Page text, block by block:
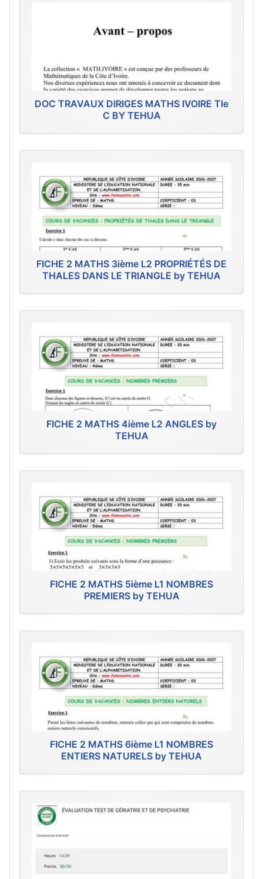
DOC TRAVAUX DIRIGES MATHS IVOIRE Tle
C BY TEHUA
FICHE 2 MATHS 3ième L2 PROPRIÉTÉS DE
THALES DANS LE TRIANGLE by TEHUA
FICHE 2 MATHS 4ième L2 ANGLES by
TEHUA
FICHE 2 MATHS 5ième L1 NOMBRES
PREMIERS by TEHUA
FICHE 2 MATHS 6ième L1 NOMBRES
ENTIERS NATURELS by TEHUA